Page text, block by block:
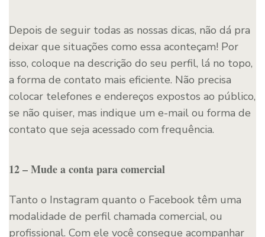
Depois de seguir todas as nossas dicas, não dá pra
deixar que situações como essa aconteçam! Por
isso, coloque na descrição do seu perfil, lá no topo,
a forma de contato mais eficiente. Não precisa
colocar telefones e endereços expostos ao público,
se não quiser, mas indique um e-mail ou forma de
contato que seja acessado com frequência.
12 – Mude a conta para comercial
Tanto o Instagram quanto o Facebook têm uma
modalidade de perfil chamada comercial, ou
profissional. Com ele você consegue acompanhar